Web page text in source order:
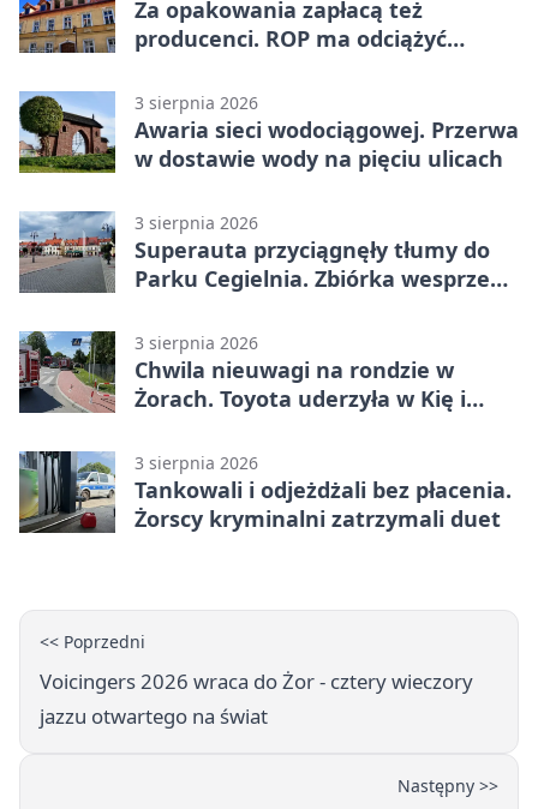
Za opakowania zapłacą też
producenci. ROP ma odciążyć
3 sierpnia 2026
Awaria sieci wodociągowej. Przerwa
w dostawie wody na pięciu ulicach
3 sierpnia 2026
Superauta przyciągnęły tłumy do
Parku Cegielnia. Zbiórka wesprze
3 sierpnia 2026
Chwila nieuwagi na rondzie w
Żorach. Toyota uderzyła w Kię i
3 sierpnia 2026
Tankowali i odjeżdżali bez płacenia.
Żorscy kryminalni zatrzymali duet
<< Poprzedni
Voicingers 2026 wraca do Żor - cztery wieczory
jazzu otwartego na świat
Następny >>